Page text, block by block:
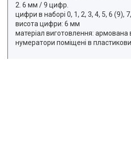
2. 6 мм / 9 цифр.
цифри в наборі 0, 1, 2, 3, 4, 5, 6 (9),
висота цифри: 6 мм
матеріал виготовлення: армована
нумератори поміщені в